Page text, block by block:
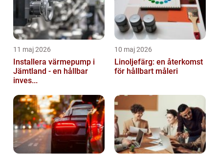
11 maj 2026
Installera värmepump i
Jämtland - en hållbar
inves...
10 maj 2026
Linoljefärg: en återkomst
för hållbart måleri